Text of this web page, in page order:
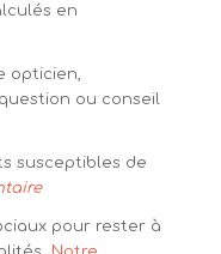
en
opticien,
ou conseil
susceptibles de
pour rester à